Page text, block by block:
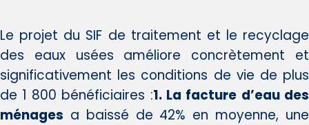
Le projet du SIF de traitement et le recyclage
des eaux usées améliore concrètement et
significativement les conditions de vie de plus
de 1 800 bénéficiaires :1. La facture d’eau des
ménages a baissé de 42% en moyenne, une